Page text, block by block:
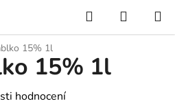
Hledat
KOŠÍK
15% 1l
15% 1l
hodnocení